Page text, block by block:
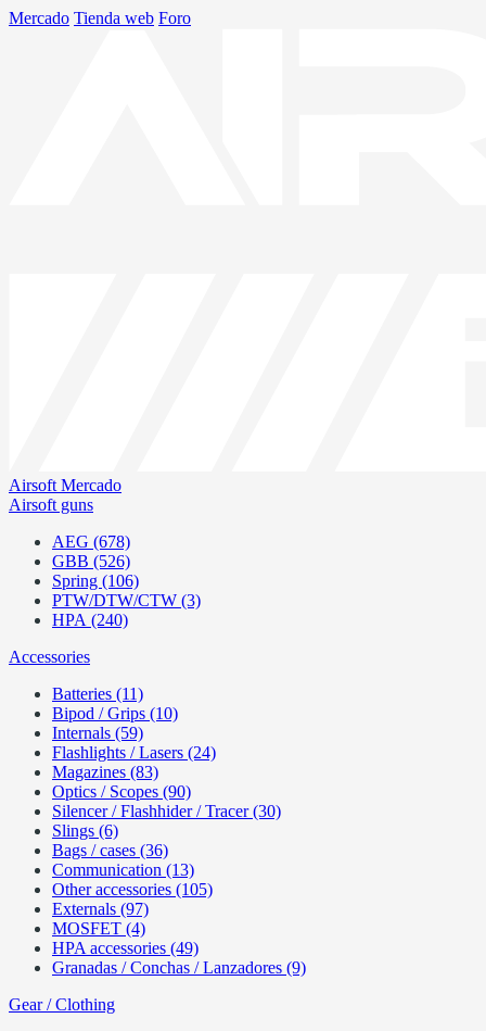
Mercado Tienda web Foro
Airsoft Mercado
Airsoft guns
AEG (678)
GBB (526)
Spring (106)
PTW/DTW/CTW (3)
HPA (240)
Accessories
Batteries (11)
Bipod / Grips (10)
Internals (59)
Flashlights / Lasers (24)
Magazines (83)
Optics / Scopes (90)
Silencer / Flashhider / Tracer (30)
Slings (6)
Bags / cases (36)
Communication (13)
Other accessories (105)
Externals (97)
MOSFET (4)
HPA accessories (49)
Granadas / Conchas / Lanzadores (9)
Gear / Clothing